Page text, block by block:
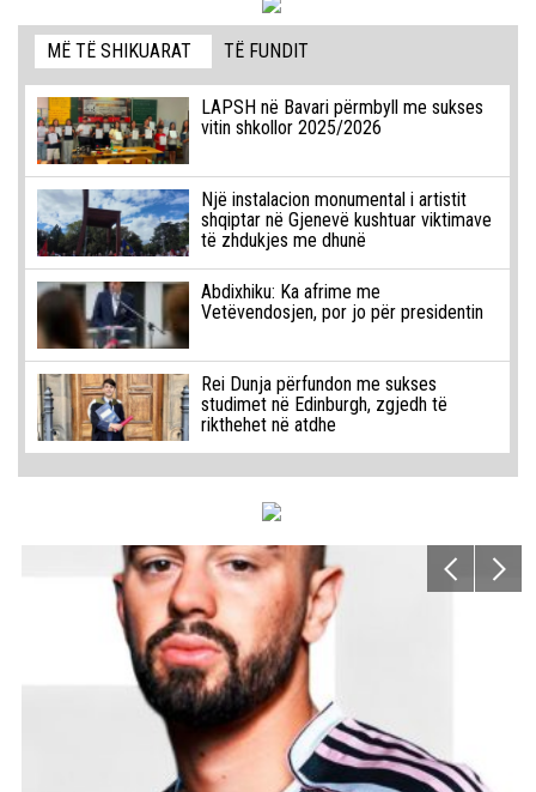
MË TË SHIKUARAT TË FUNDIT
LAPSH në Bavari përmbyll me sukses
vitin shkollor 2025/2026
Një instalacion monumental i artistit
shqiptar në Gjenevë kushtuar viktimave
të zhdukjes me dhunë
Abdixhiku: Ka afrime me
Vetëvendosjen, por jo për presidentin
Rei Dunja përfundon me sukses
studimet në Edinburgh, zgjedh të
rikthehet në atdhe